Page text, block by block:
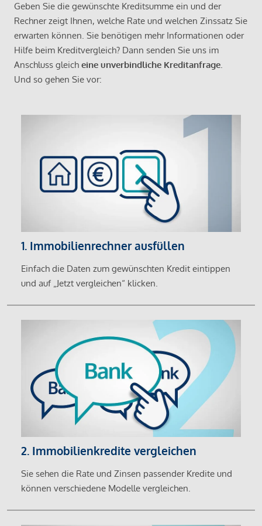
Geben Sie die gewünschte Kreditsumme ein und der
Rechner zeigt Ihnen, welche Rate und welchen Zinssatz Sie
erwarten können. Sie benötigen mehr Informationen oder
Hilfe beim Kreditvergleich? Dann senden Sie uns im
Anschluss gleich eine unverbindliche Kreditanfrage.
Und so gehen Sie vor:
1. Immobilienrechner ausfüllen
Einfach die Daten zum gewünschten Kredit eintippen
und auf „Jetzt vergleichen“ klicken.
2. Immobilienkredite vergleichen
Sie sehen die Rate und Zinsen passender Kredite und
können verschiedene Modelle vergleichen.